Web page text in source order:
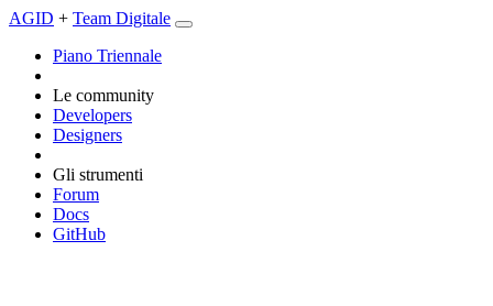
AGID + Team Digitale
Piano Triennale
Le community
Developers
Designers
Gli strumenti
Forum
Docs
GitHub